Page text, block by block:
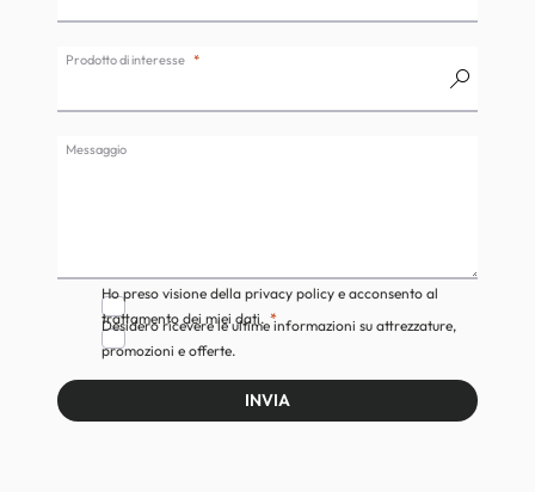
Prodotto di interesse
Messaggio
Ho preso visione della privacy policy e acconsento al
trattamento dei miei dati.
Desidero ricevere le ultime informazioni su attrezzature,
promozioni e offerte.
INVIA